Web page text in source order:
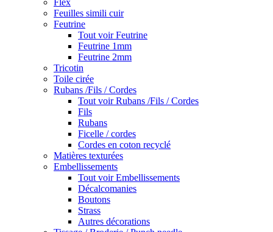
Flex
Feuilles simili cuir
Feutrine
Tout voir Feutrine
Feutrine 1mm
Feutrine 2mm
Tricotin
Toile cirée
Rubans /Fils / Cordes
Tout voir Rubans /Fils / Cordes
Fils
Rubans
Ficelle / cordes
Cordes en coton recyclé
Matières texturées
Embellissements
Tout voir Embellissements
Décalcomanies
Boutons
Strass
Autres décorations